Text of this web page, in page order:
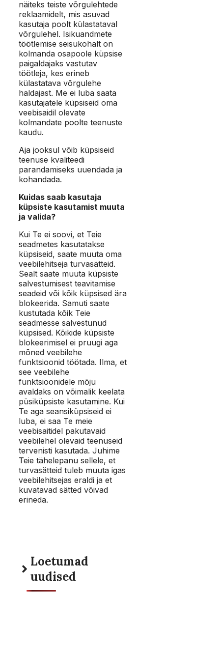
näiteks teiste võrgulehtede
reklaamidelt, mis asuvad
kasutaja poolt külastataval
võrgulehel. Isikuandmete
töötlemise seisukohalt on
kolmanda osapoole küpsise
paigaldajaks vastutav
töötleja, kes erineb
külastatava võrgulehe
haldajast. Me ei luba saata
kasutajatele küpsiseid oma
veebisaidil olevate
kolmandate poolte teenuste
kaudu.
Aja jooksul võib küpsiseid
teenuse kvaliteedi
parandamiseks uuendada ja
kohandada.
Kuidas saab kasutaja
küpsiste kasutamist muuta
ja valida?
Kui Te ei soovi, et Teie
seadmetes kasutatakse
küpsiseid, saate muuta oma
veebilehitseja turvasätteid.
Sealt saate muuta küpsiste
salvestumisest teavitamise
seadeid või kõik küpsised ära
blokeerida. Samuti saate
kustutada kõik Teie
seadmesse salvestunud
küpsised. Kõikide küpsiste
blokeerimisel ei pruugi aga
mõned veebilehe
funktsioonid töötada. Ilma, et
see veebilehe
funktsioonidele mõju
avaldaks on võimalik keelata
püsiküpsiste kasutamine. Kui
Te aga seansiküpsiseid ei
luba, ei saa Te meie
veebisaitidel pakutavaid
veebilehel olevaid teenuseid
tervenisti kasutada. Juhime
Teie tähelepanu sellele, et
turvasätteid tuleb muuta igas
veebilehitsejas eraldi ja et
kuvatavad sätted võivad
erineda.
Loetumad
uudised